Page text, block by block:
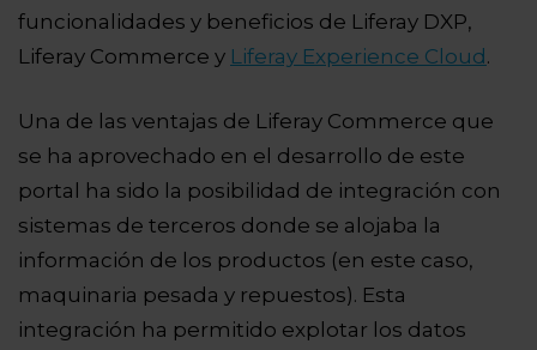
funcionalidades y beneficios de Liferay DXP,
Liferay Commerce y Liferay Experience Cloud.
Una de las ventajas de Liferay Commerce que
se ha aprovechado en el desarrollo de este
portal ha sido la posibilidad de integración con
sistemas de terceros donde se alojaba la
información de los productos (en este caso,
maquinaria pesada y repuestos). Esta
integración ha permitido explotar los datos